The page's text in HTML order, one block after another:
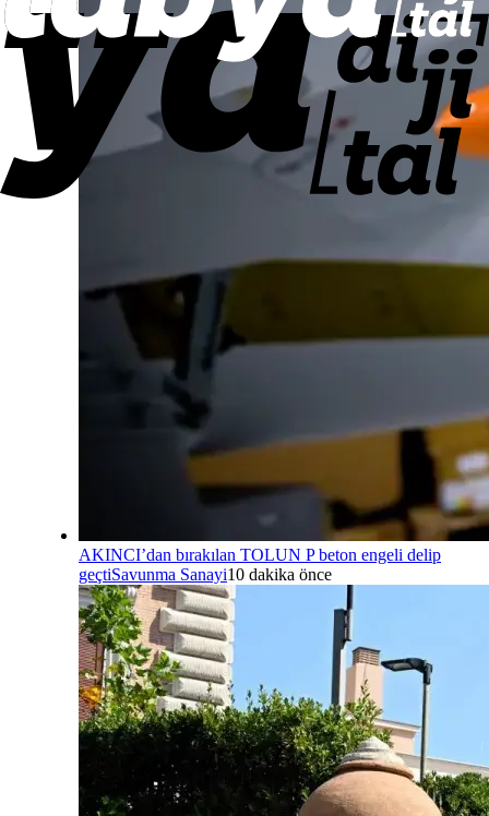
AKINCI’dan bırakılan TOLUN P beton engeli delip
geçtiSavunma Sanayi10 dakika önce